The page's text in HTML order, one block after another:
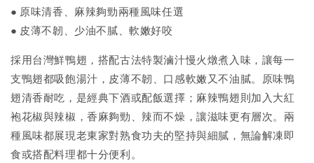
● 原味清香、麻辣夠勁兩種風味任選
● 皮薄不韌、少油不膩、軟嫩好咬
採用台灣鮮鴨翅，搭配古法特製滷汁慢火燉煮入味，讓每一
支鴨翅都吸飽湯汁，皮薄不韌、口感軟嫩又不油膩。原味鴨
翅清香耐吃，是經典下酒或配飯選擇；麻辣鴨翅則加入大紅
袍花椒與辣椒，香麻夠勁、辣而不燥，讓滋味更有層次。兩
種風味都展現老東家對熟食功夫的堅持與細膩，無論解凍即
食或搭配料理都十分便利。